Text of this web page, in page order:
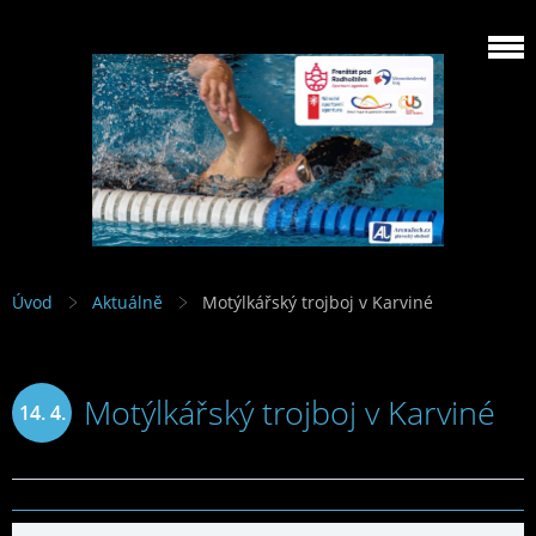
Úvod Aktuálně Motýlkářský trojboj v Karviné
14. 4.
2015
Motýlkářský trojboj v Karviné